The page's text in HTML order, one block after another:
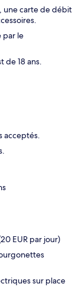
une carte de débit
par le
de 18 ans.
acceptés.
EUR par jour)
sur place